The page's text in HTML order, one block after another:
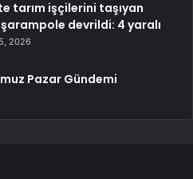
tarım işçilerini taşıyan
devrildi: 4 yaralı
2026
Pazar Gündemi